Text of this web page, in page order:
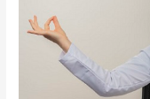
cuidado